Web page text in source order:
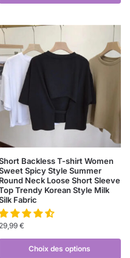
Backless T-shirt Women
Spicy Style Summer
Round Neck Loose Short Sleeve
Trendy Korean Style Milk
Fabric
29,99 €
Choix des options